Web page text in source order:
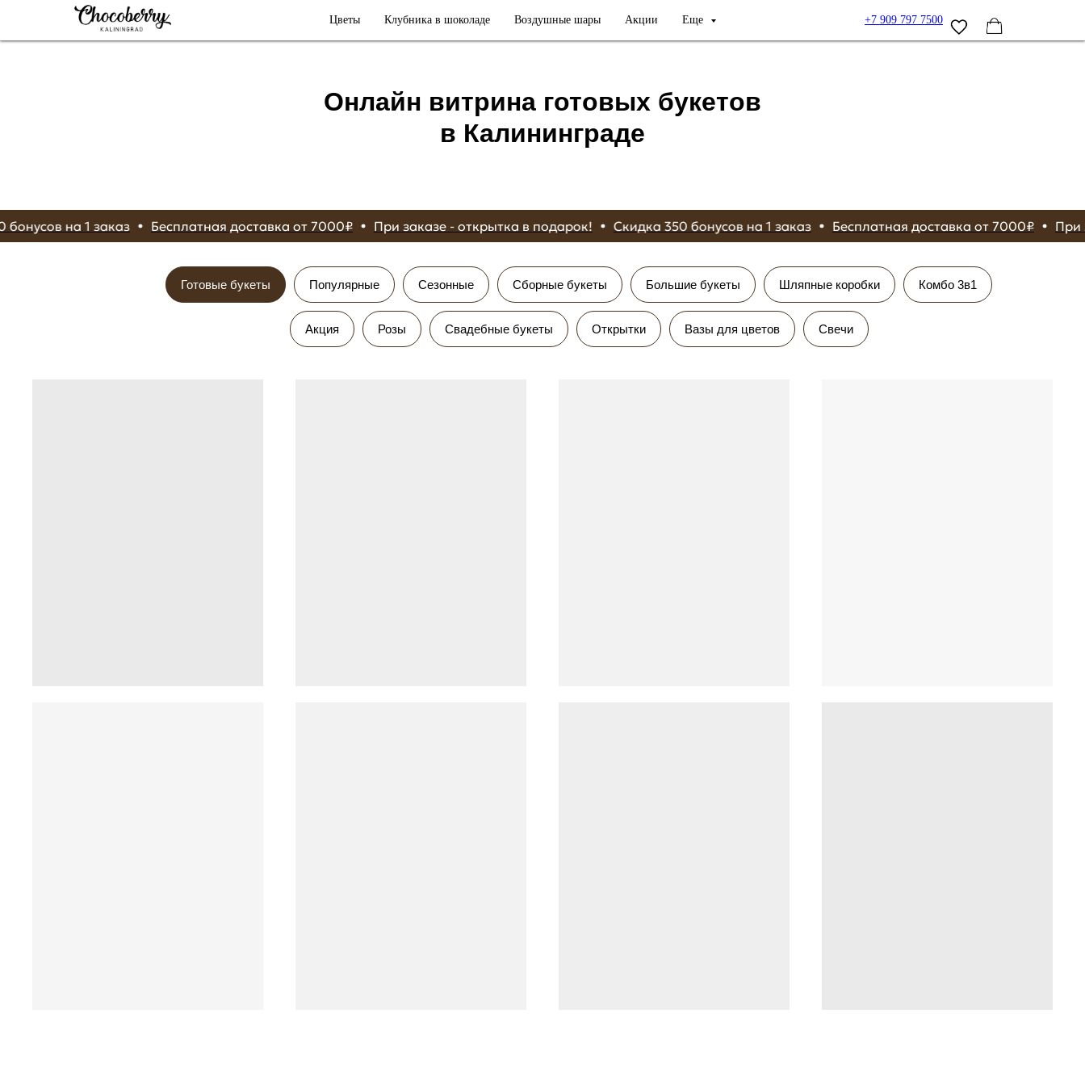
Цветы Клубника в шоколаде Воздушные шары Акции Еще +7 909 797 7500
Онлайн витрина готовых букетов
в Калининграде
350 бонусов на 1 заказ Бесплатная доставка от 7000₽ При заказе - открытка в подарок! Скидка 350 бонусов на 1 заказ Бесплатная доставка от 7000₽
Готовые букеты Популярные Сезонные Сборные букеты Большие букеты Шляпные коробки Комбо 3в1
Акция Розы Свадебные букеты Открытки Вазы для цветов Свечи